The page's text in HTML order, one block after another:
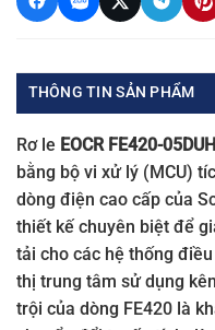
THÔNG TIN SẢN PHẨM
Rơ le EOCR FE420-05DUH
bằng bộ vi xử lý (MCU)
dòng điện cao cấp của
thiết kế chuyên biệt để
tải cho các hệ thống
thị trung tâm sử dụng
trội của dòng FE420 là